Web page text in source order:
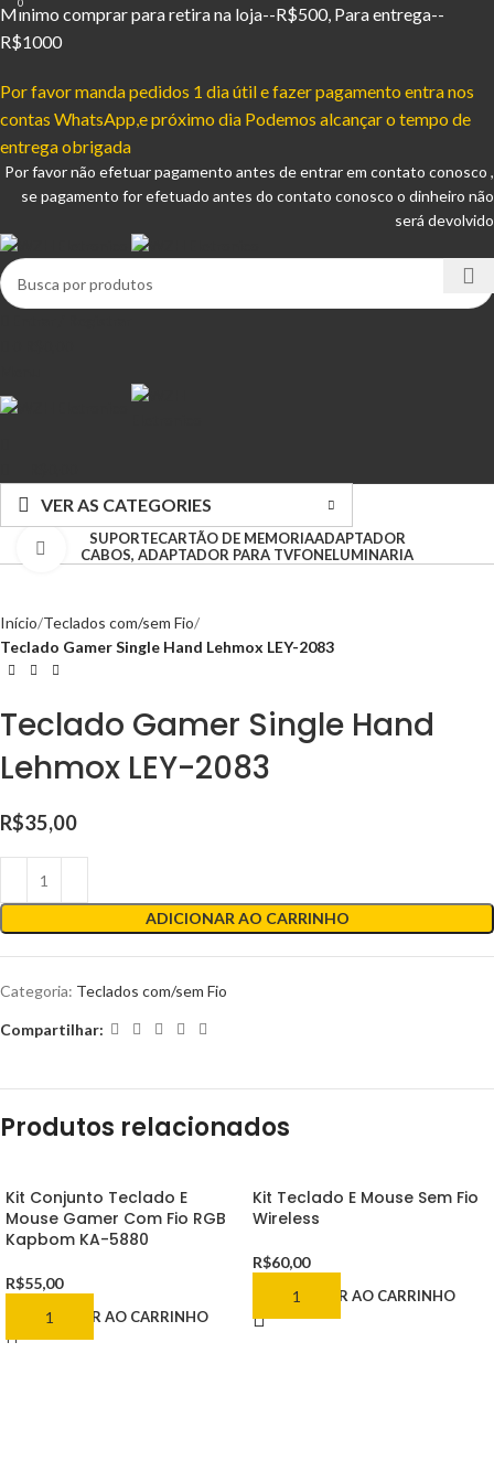
Mínimo comprar para retira na loja--R$500, Para entrega--
R$1000
Por favor manda pedidos 1 dia útil e fazer pagamento entra nos
contas WhatsApp,e próximo dia Podemos alcançar o tempo de
entrega obrigada
Por favor não efetuar pagamento antes de entrar em contato conosco ,
se pagamento for efetuado antes do contato conosco o dinheiro não
será devolvido
0
VER AS CATEGORIES
SUPORTECARTÃO DE MEMORIAADAPTADOR
CABOS, ADAPTADOR PARA TVFONELUMINARIA
Clique para ampliar
Início Teclados com/sem Fio
Teclado Gamer Single Hand Lehmox LEY-2083
Teclado Gamer Single Hand
Lehmox LEY-2083
R$35,00
ADICIONAR AO CARRINHO
Categoria: Teclados com/sem Fio
Compartilhar:
Produtos relacionados
Kit Conjunto Teclado E
Mouse Gamer Com Fio RGB
Kapbom KA-5880
R$55,00
ADICIONAR AO CARRINHO
Kit Teclado E Mouse Sem Fio
Wireless
R$60,00
ADICIONAR AO CARRINHO